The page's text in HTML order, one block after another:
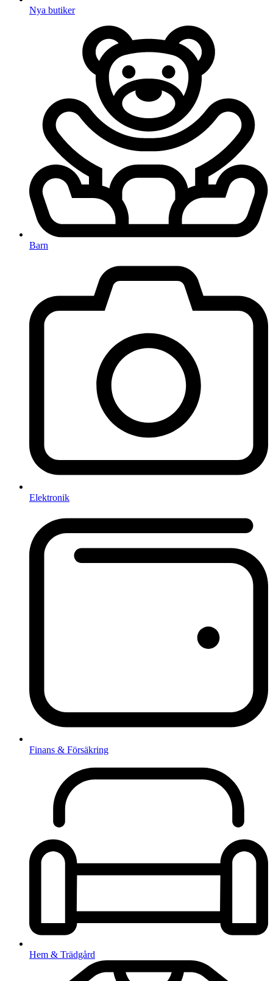
Nya butiker
Barn
Elektronik
Finans & Försäkring
Hem & Trädgård